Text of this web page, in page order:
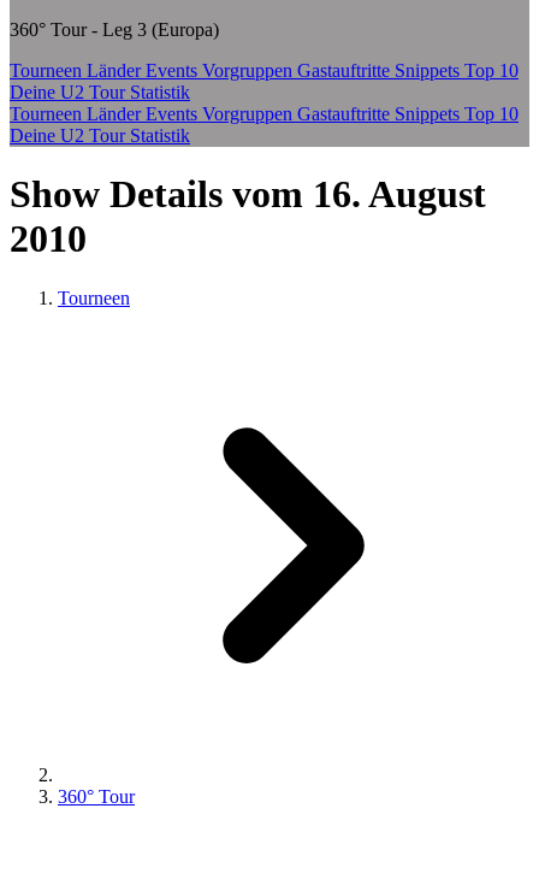
360° Tour - Leg 3 (Europa)
Tourneen LänderEvents Vorgruppen Gastauftritte Snippets Top 10
Deine U2 Tour Statistik
Tourneen LänderEvents Vorgruppen Gastauftritte Snippets Top 10
Deine U2 Tour Statistik
Show Details vom 16. August
2010
Tourneen
360° Tour